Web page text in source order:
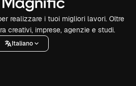
realizzare i tuoi migliori lavori. Oltre
creativi, imprese, agenzie e studi.
Italiano